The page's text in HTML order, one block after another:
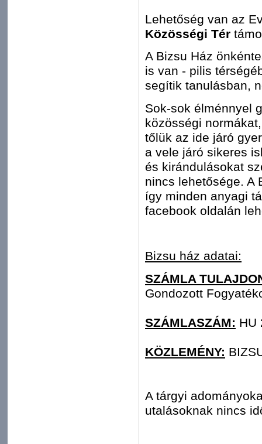
Lehetőség van az
Közösségi Tér
A Bizsu Ház
is van - pilis
segítik tanulásban,
Sok-sok élménnyel
közösségi
tőlük az ide járó
a vele járó sikeres
és kirándulásokat
nincs lehetősége. A
így minden anyagi
facebook oldalán
Bizsu ház adatai:
SZÁMLA
Gondozott
SZÁMLASZÁM: HU
KÖZLEMÉNY:
A tárgyi
utalásoknak nincs